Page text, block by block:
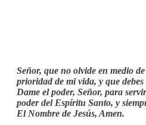
Señor, que no olvide en medio
prioridad de mi vida, y que
Dame el poder, Señor, para
poder del Espíritu Santo, y
El Nombre de Jesús, Amen.